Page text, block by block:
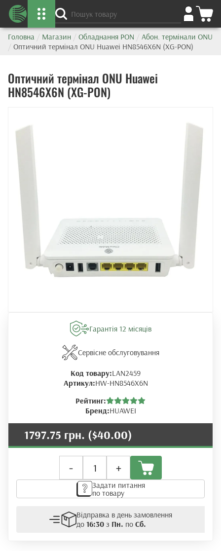
Головна / Магазин / Обладнання PON / Абон. термінали ONU
/ Оптичний термінал ONU Huawei HN8546X6N (XG-PON)
Оптичний термінал ONU Huawei
HN8546X6N (XG-PON)
Гарантія 12 місяців
Сервісне обслуговування
Код товару:LAN2459
Артикул:HW-HN8546X6N
Рейтинг:
Бренд:HUAWEI
1797.75 грн. ($40.00)
-
термінал
ONU
Huawei
HN8546X6N
PON)
кількість
+
Задати питання
по товару
Відправка в день замовлення
до 16:30з Пн. по Сб.